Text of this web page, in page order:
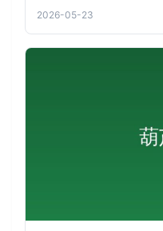
2026-05-23